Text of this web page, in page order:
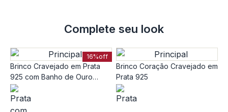
Complete seu look
16%off
Brinco Cravejado em Prata
925 com Banho de Ouro
Amarelo 18k
Brinco Coração Cravejado em
Prata 925